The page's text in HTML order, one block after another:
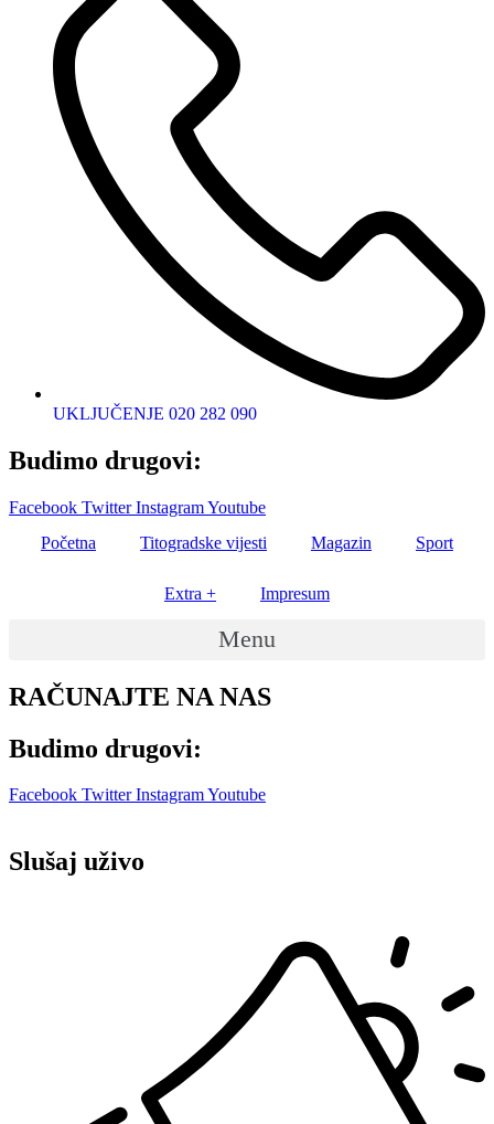
UKLJUČENJE 020 282 090
Budimo drugovi:
Facebook Twitter InstagramYoutube
Početna
Titogradske vijesti Magazin Sport
Extra + Impresum
Menu
RAČUNAJTE NA NAS
Budimo drugovi:
Facebook Twitter InstagramYoutube
Slušaj uživo